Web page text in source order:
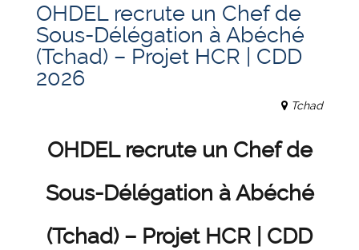
OHDEL recrute un Chef de
Sous-Délégation à Abéché
(Tchad) – Projet HCR | CDD
2026
Tchad
OHDEL recrute un Chef de
Sous-Délégation à Abéché
(Tchad) – Projet HCR | CDD